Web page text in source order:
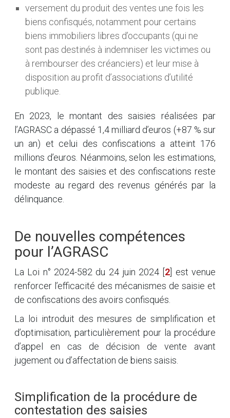
versement du produit des ventes une fois les
biens confisqués, notamment pour certains
biens immobiliers libres d’occupants (qui ne
sont pas destinés à indemniser les victimes ou
à rembourser des créanciers) et leur mise à
disposition au profit d’associations d’utilité
publique.
En 2023, le montant des saisies réalisées par
l’AGRASC a dépassé 1,4 milliard d’euros (+87 % sur
un an) et celui des confiscations a atteint 176
millions d’euros. Néanmoins, selon les estimations,
le montant des saisies et des confiscations reste
modeste au regard des revenus générés par la
délinquance.
De nouvelles compétences
pour l’AGRASC
La Loi n° 2024-582 du 24 juin 2024 2 est venue
renforcer l’efficacité des mécanismes de saisie et
de confiscations des avoirs confisqués.
La loi introduit des mesures de simplification et
d’optimisation, particulièrement pour la procédure
d’appel en cas de décision de vente avant
jugement ou d’affectation de biens saisis.
Simplification de la procédure de
contestation des saisies